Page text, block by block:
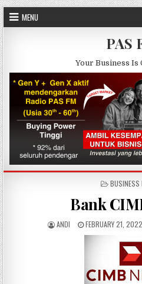
Skip to content
MENU
PAS
Your Business Is
POSTED IN
BUSINESS
Bank
AUTHOR:
ANDI PUBLISHED DATE:
FEBRUARY 21, 2022